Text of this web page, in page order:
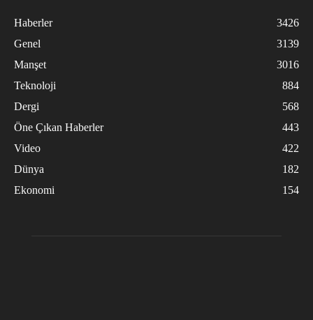
Haberler
3426
Genel
3139
Manşet
3016
Teknoloji
884
Dergi
568
Öne Çıkan Haberler
443
Video
422
Dünya
182
Ekonomi
154